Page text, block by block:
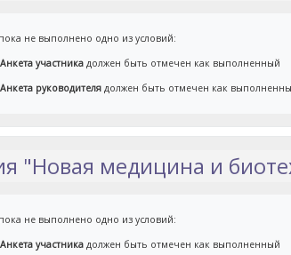
не выполнено одно из условий:
Анкета участника должен быть отмечен как выполненный
Анкета руководителя должен быть отмечен как
"Новая медицина и
не выполнено одно из условий:
Анкета участника должен быть отмечен как выполненный